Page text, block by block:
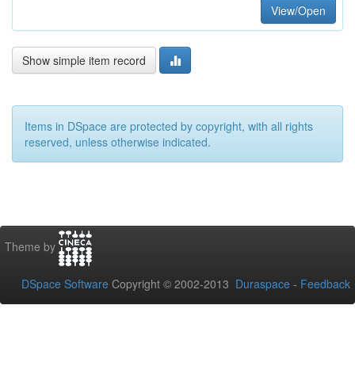
View/Open
Show simple item record
Items in DSpace are protected by copyright, with all rights
reserved, unless otherwise indicated.
Theme by
DSpace Software Copyright © 2002-2013 Duraspace - Feedback